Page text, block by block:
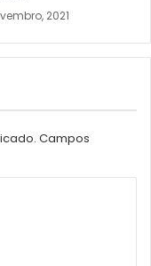
2021
Campos